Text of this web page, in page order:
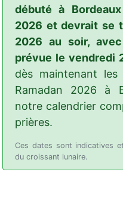
débuté à
2026 et devrait se
2026 au soir,
prévue le vendredi
dès maintenant les
Ramadan 2026 à
notre calendrier
prières.
Ces dates sont indicatives
du croissant lunaire.